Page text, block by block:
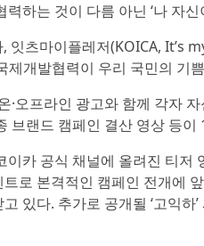
하는 것이 다름 아닌 ‘나 자
잇츠마이플레저(KOICA, It’s
제개발협력이 우리 국민의 기
·오프라인 광고와 함께 각자
브랜드 캠페인 결산 영상 등이
카 공식 채널에 올려진 티저
로 본격적인 캠페인 전개에
있다. 추가로 공개될 ‘고익